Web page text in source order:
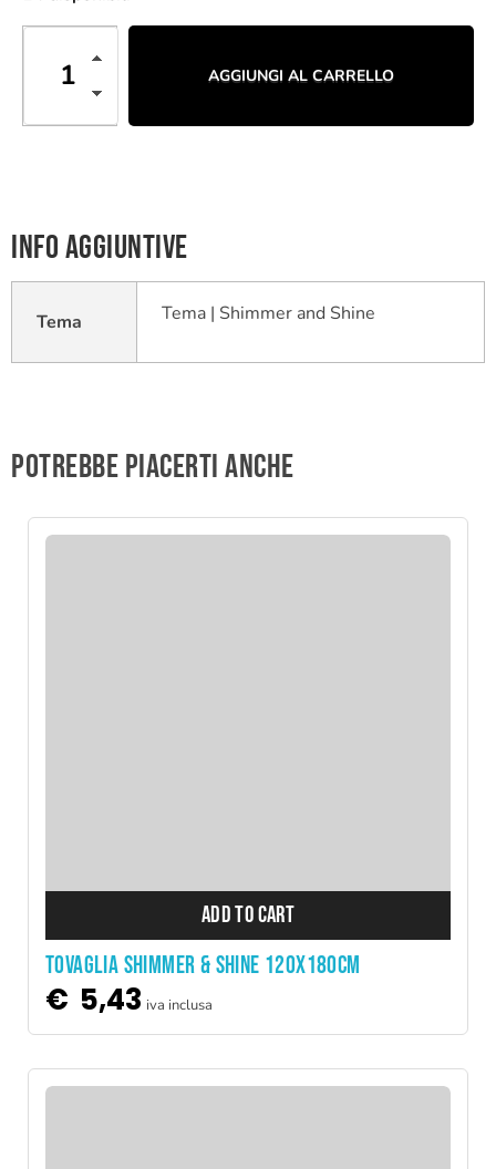
AGGIUNGI AL CARRELLO
Info aggiuntive
Tema Tema | Shimmer and Shine
Potrebbe piacerti anche
ADD TO CART
TOVAGLIA SHIMMER & SHINE 120X180CM
€ 5,43 iva inclusa